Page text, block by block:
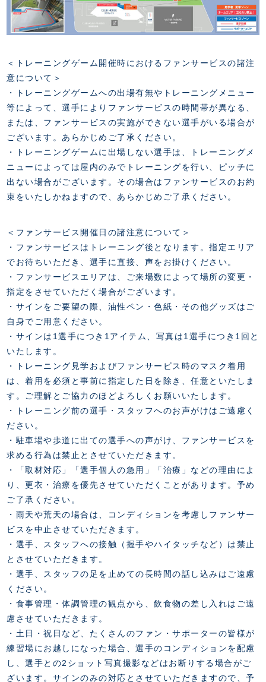
＜トレーニングゲーム開催時におけるファンサービスの諸注
意について＞
・トレーニングゲームへの出場有無やトレーニングメニュー
等によって、選手によりファンサービスの時間帯が異なる、
または、ファンサービスの実施ができない選手がいる場合が
ございます。あらかじめご了承ください。
・トレーニングゲームに出場しない選手は、トレーニングメ
ニューによっては屋内のみでトレーニングを行い、ピッチに
出ない場合がございます。その場合はファンサービスのお約
束をいたしかねますので、あらかじめご了承ください。
＜ファンサービス開催日の諸注意について＞
・ファンサービスはトレーニング後となります。指定エリア
でお待ちいただき、選手に直接、声をお掛けください。
・ファンサービスエリアは、ご来場数によって場所の変更・
指定をさせていただく場合がございます。
・サインをご要望の際、油性ペン・色紙・その他グッズはご
自身でご用意ください。
・サインは1選手につき1アイテム、写真は1選手につき1回と
いたします。
・トレーニング見学およびファンサービス時のマスク着用
は、着用を必須と事前に指定した日を除き、任意といたしま
す。ご理解とご協力のほどよろしくお願いいたします。
・トレーニング前の選手・スタッフへのお声がけはご遠慮く
ださい。
・駐車場や歩道に出ての選手への声がけ、ファンサービスを
求める行為は禁止とさせていただきます。
・「取材対応」「選手個人の急用」「治療」などの理由によ
り、更衣・治療を優先させていただくことがあります。予め
ご了承ください。
・雨天や荒天の場合は、コンディションを考慮しファンサー
ビスを中止させていただきます。
・選手、スタッフへの接触（握手やハイタッチなど）は禁止
とさせていただきます。
・選手、スタッフの足を止めての長時間の話し込みはご遠慮
ください。
・食事管理・体調管理の観点から、飲食物の差し入れはご遠
慮させていただきます。
・土日・祝日など、たくさんのファン・サポーターの皆様が
練習場にお越しになった場合、選手のコンディションを配慮
し、選手との2ショット写真撮影などはお断りする場合がご
ざいます。サインのみの対応とさせていただきますので、予